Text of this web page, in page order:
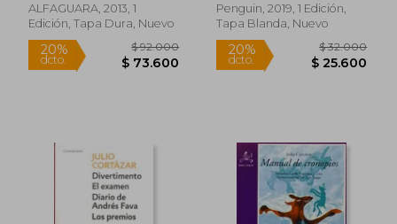
ALFAGUARA, 2013, 1
Edición, Tapa Dura, Nuevo
Rápido
Penguin, 2019, 1 Edición,
Tapa Blanda, Nuevo